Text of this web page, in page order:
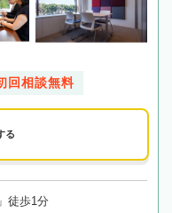
回相談無料
る
徒歩1分